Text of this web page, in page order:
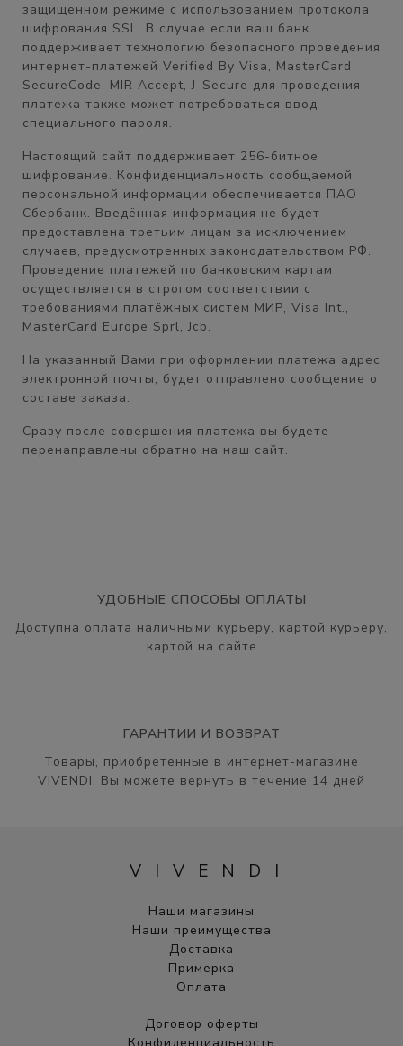
защищённом режиме с использованием протокола
шифрования SSL. В случае если ваш банк
поддерживает технологию безопасного проведения
интернет-платежей Verified By Visa, MasterCard
SecureCode, MIR Accept, J-Secure для проведения
платежа также может потребоваться ввод
специального пароля.
Настоящий сайт поддерживает 256-битное
шифрование. Конфиденциальность сообщаемой
персональной информации обеспечивается ПАО
Сбербанк. Введённая информация не будет
предоставлена третьим лицам за исключением
случаев, предусмотренных законодательством РФ.
Проведение платежей по банковским картам
осуществляется в строгом соответствии с
требованиями платёжных систем МИР, Visa Int.,
MasterCard Europe Sprl, Jcb.
На указанный Вами при оформлении платежа адрес
электронной почты, будет отправлено сообщение о
составе заказа.
Сразу после совершения платежа вы будете
перенаправлены обратно на наш сайт.
УДОБНЫЕ СПОСОБЫ ОПЛАТЫ
Доступна оплата наличными курьеру, картой курьеру,
картой на сайте
ГАРАНТИИ И ВОЗВРАТ
Товары, приобретенные в интернет-магазине
VIVENDI, Вы можете вернуть в течение 14 дней
VIVENDI
Наши магазины
Наши преимущества
Доставка
Примерка
Оплата
Договор оферты